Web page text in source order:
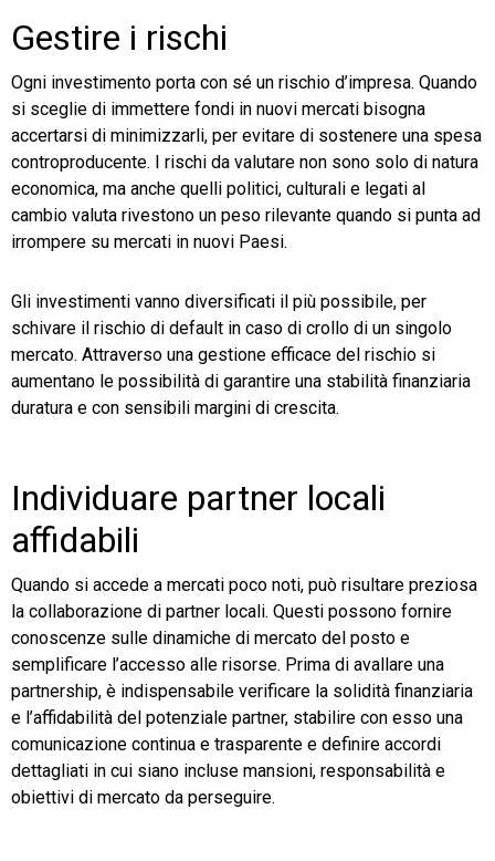
Gestire i rischi
Ogni investimento porta con sé un rischio d’impresa. Quando
si sceglie di immettere fondi in nuovi mercati bisogna
accertarsi di minimizzarli, per evitare di sostenere una spesa
controproducente. I rischi da valutare non sono solo di natura
economica, ma anche quelli politici, culturali e legati al
cambio valuta rivestono un peso rilevante quando si punta ad
irrompere su mercati in nuovi Paesi.
Gli investimenti vanno diversificati il più possibile, per
schivare il rischio di default in caso di crollo di un singolo
mercato. Attraverso una gestione efficace del rischio si
aumentano le possibilità di garantire una stabilità finanziaria
duratura e con sensibili margini di crescita.
Individuare partner locali
affidabili
Quando si accede a mercati poco noti, può risultare preziosa
la collaborazione di partner locali. Questi possono fornire
conoscenze sulle dinamiche di mercato del posto e
semplificare l’accesso alle risorse. Prima di avallare una
partnership, è indispensabile verificare la solidità finanziaria
e l’affidabilità del potenziale partner, stabilire con esso una
comunicazione continua e trasparente e definire accordi
dettagliati in cui siano incluse mansioni, responsabilità e
obiettivi di mercato da perseguire.